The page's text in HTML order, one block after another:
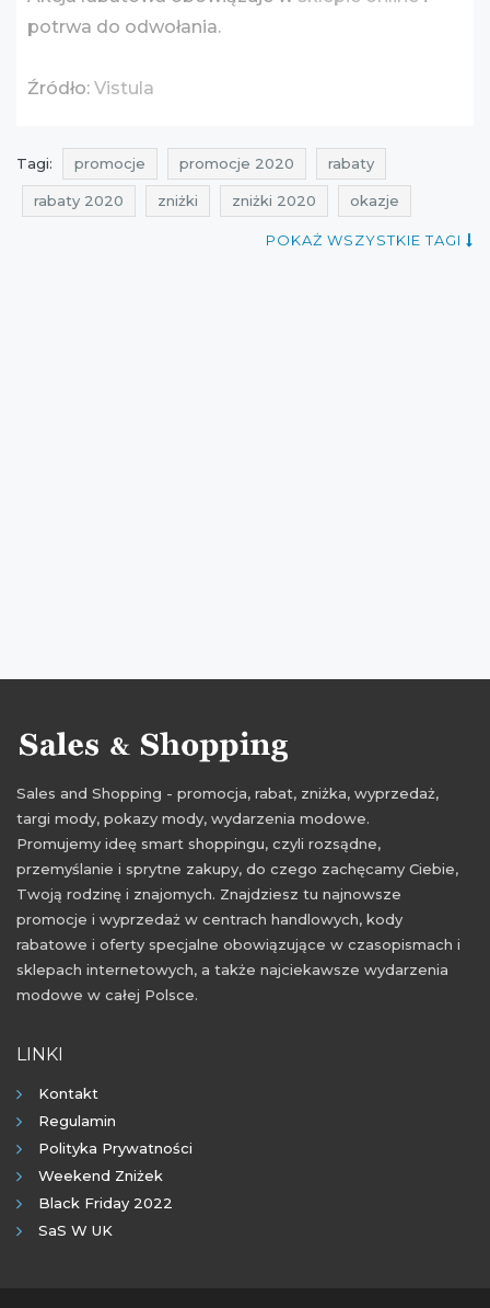
potrwa do odwołania.
Źródło: Vistula
Tagi: promocje promocje 2020 rabaty
rabaty 2020 zniżki zniżki 2020 okazje
rabaty na odzież męską
wyprzedaż styczeń promocje grudzień
wyprzedaż grudzień promocje grudzień 2020
rabaty grudzień 2020 zniżki grudzień 2020
wyprzedaż grudzień 2020 wyprzedaż 2021
wyprzedaż styczeń 2021 promocje 2021
promocje styczeń 2021 rabaty 2021
rabaty styczeń 2021 zniżki 2021
zniżki styczeń 2021
POKAŻ WSZYSTKIE TAGI
Sales and Shopping - promocja, rabat, zniżka, wyprzedaż,
targi mody, pokazy mody, wydarzenia modowe.
Promujemy ideę smart shoppingu, czyli rozsądne,
przemyślanie i sprytne zakupy, do czego zachęcamy Ciebie,
Twoją rodzinę i znajomych. Znajdziesz tu najnowsze
promocje i wyprzedaż w centrach handlowych, kody
rabatowe i oferty specjalne obowiązujące w czasopismach i
sklepach internetowych, a także najciekawsze wydarzenia
modowe w całej Polsce.
LINKI
Kontakt
Regulamin
Polityka Prywatności
Weekend Zniżek
Black Friday 2022
SaS W UK